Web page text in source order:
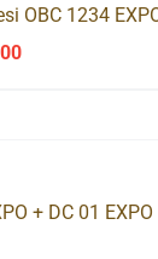
OBC 1234
+ DC 01